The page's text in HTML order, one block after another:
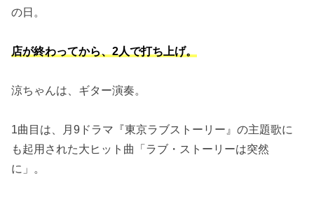
の日。
店が終わってから、2人で打ち上げ。
涼ちゃんは、ギター演奏。
1曲目は、月9ドラマ『東京ラブストーリー』の主題歌に
も起用された大ヒット曲「ラブ・ストーリーは突然
に」。